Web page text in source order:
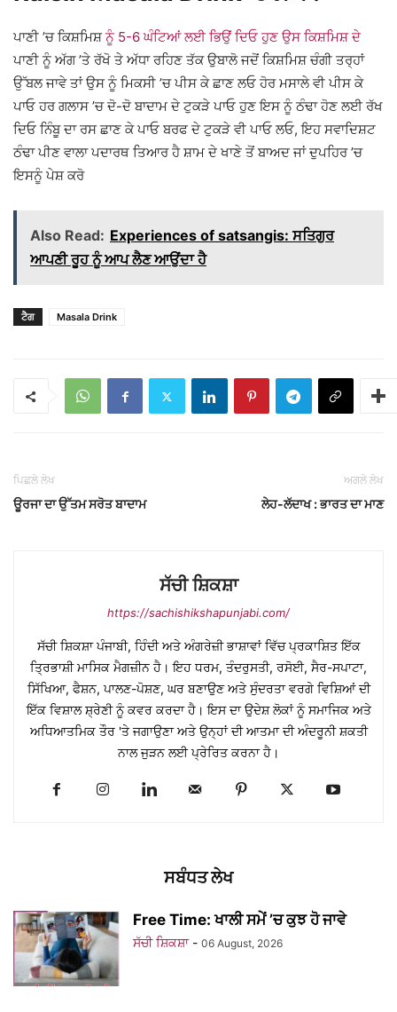
ਪਾਣੀ ’ਚ ਕਿਸ਼ਮਿਸ਼ਨੂੰ 5-6 ਘੰਟਿਆਂ ਲਈ ਭਿਉਂ ਦਿਓ ਹੁਣ ਉਸ ਕਿਸ਼ਮਿਸ਼ ਦੇ
ਪਾਣੀ ਨੂੰ ਅੱਗ ’ਤੇ ਰੱਖੋ ਤੇ ਅੱਧਾ ਰਹਿਣ ਤੱਕ ਉਬਾਲੋ ਜਦੋਂ ਕਿਸ਼ਮਿਸ਼ ਚੰਗੀ ਤਰ੍ਹਾਂ
ਉੱਬਲ ਜਾਵੇ ਤਾਂ ਉਸ ਨੂੰ ਮਿਕਸੀ ’ਚ ਪੀਸ ਕੇ ਛਾਣ ਲਓ ਹੋਰ ਮਸਾਲੇ ਵੀ ਪੀਸ ਕੇ
ਪਾਓ ਹਰ ਗਲਾਸ ’ਚ ਦੋ-ਦੋ ਬਾਦਾਮ ਦੇ ਟੁਕੜੇ ਪਾਓ ਹੁਣ ਇਸ ਨੂੰ ਠੰਢਾ ਹੋਣ ਲਈ ਰੱਖ
ਦਿਓ ਨਿੰਬੂ ਦਾ ਰਸ ਛਾਣ ਕੇ ਪਾਓ ਬਰਫ ਦੇ ਟੁਕੜੇ ਵੀ ਪਾਓ ਲਓ, ਇਹ ਸਵਾਦਿਸ਼ਟ
ਠੰਢਾ ਪੀਣ ਵਾਲਾ ਪਦਾਰਥ ਤਿਆਰ ਹੈ ਸ਼ਾਮ ਦੇ ਖਾਣੇ ਤੋਂ ਬਾਅਦ ਜਾਂ ਦੁਪਹਿਰ ’ਚ
ਇਸਨੂੰ ਪੇਸ਼ ਕਰੋ
Also Read: Experiences of satsangis: ਸਤਿਗੁਰ
ਆਪਣੀ ਰੂਹ ਨੂੰ ਆਪ ਲੈਣ ਆਉਂਦਾ ਹੈ
ਟੈਗ Masala Drink
ਪਿਛਲੇ ਲੇਖ
ਊਰਜਾ ਦਾ ਉੱਤਮ ਸਰੋਤ ਬਾਦਾਮ
ਅਗਲੇ ਲੇਖ
ਲੇਹ-ਲੱਦਾਖ : ਭਾਰਤ ਦਾ ਮਾਣ
ਸੱਚੀ ਸ਼ਿਕਸ਼ਾ
https://sachishikshapunjabi.com/
ਸੱਚੀ ਸ਼ਿਕਸ਼ਾ ਪੰਜਾਬੀ, ਹਿੰਦੀ ਅਤੇ ਅੰਗਰੇਜ਼ੀ ਭਾਸ਼ਾਵਾਂ ਵਿੱਚ ਪ੍ਰਕਾਸ਼ਿਤ ਇੱਕ
ਤ੍ਰਿਭਾਸ਼ੀ ਮਾਸਿਕ ਮੈਗਜ਼ੀਨ ਹੈ। ਇਹ ਧਰਮ, ਤੰਦਰੁਸਤੀ, ਰਸੋਈ, ਸੈਰ-ਸਪਾਟਾ,
ਸਿੱਖਿਆ, ਫੈਸ਼ਨ, ਪਾਲਣ-ਪੋਸ਼ਣ, ਘਰ ਬਣਾਉਣ ਅਤੇ ਸੁੰਦਰਤਾ ਵਰਗੇ ਵਿਸ਼ਿਆਂ ਦੀ
ਇੱਕ ਵਿਸ਼ਾਲ ਸ਼੍ਰੇਣੀ ਨੂੰ ਕਵਰ ਕਰਦਾ ਹੈ। ਇਸ ਦਾ ਉਦੇਸ਼ ਲੋਕਾਂ ਨੂੰ ਸਮਾਜਿਕ ਅਤੇ
ਅਧਿਆਤਮਿਕ ਤੌਰ 'ਤੇ ਜਗਾਉਣਾ ਅਤੇ ਉਨ੍ਹਾਂ ਦੀ ਆਤਮਾ ਦੀ ਅੰਦਰੂਨੀ ਸ਼ਕਤੀ
ਨਾਲ ਜੁੜਨ ਲਈ ਪ੍ਰੇਰਿਤ ਕਰਨਾ ਹੈ।
ਸਬੰਧਤ ਲੇਖ
Free Time: ਖਾਲੀ ਸਮੇਂ ’ਚ ਕੁਝ ਹੋ ਜਾਵੇ
ਸੱਚੀ ਸ਼ਿਕਸ਼ਾ - 06 August, 2026